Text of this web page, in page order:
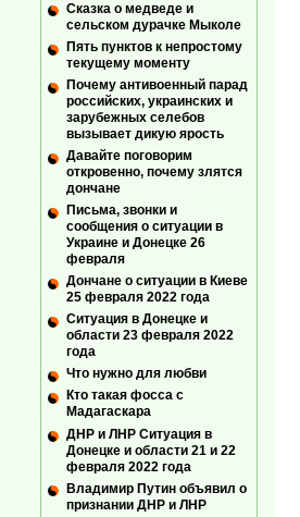
Сказка о медведе и
сельском дурачке Мыколе
Пять пунктов к непростому
текущему моменту
Почему антивоенный парад
российских, украинских и
зарубежных селебов
вызывает дикую ярость
Давайте поговорим
откровенно, почему злятся
дончане
Письма, звонки и
сообщения о ситуации в
Украине и Донецке 26
февраля
Дончане о ситуации в Киеве
25 февраля 2022 года
Ситуация в Донецке и
области 23 февраля 2022
года
Что нужно для любви
Кто такая фосса с
Мадагаскара
ДНР и ЛНР Ситуация в
Донецке и области 21 и 22
февраля 2022 года
Владимир Путин объявил о
признании ДНР и ЛНР